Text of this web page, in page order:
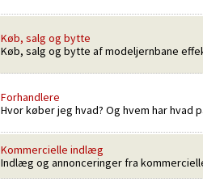
Køb, salg og bytte
Køb, salg og bytte af modeljernbane
Forhandlere
Hvor køber jeg hvad? Og hvem har hvad
Kommercielle indlæg
Indlæg og annonceringer fra